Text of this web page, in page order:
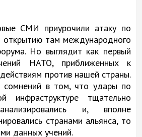
СМИ приурочили атаку по
там международного
Но выглядит как первый
НАТО, приближенных к
против нашей страны.
сомнений в том, что удары по
инфраструктуре тщательно
и, вполне
странами альянса, то
данных учений.